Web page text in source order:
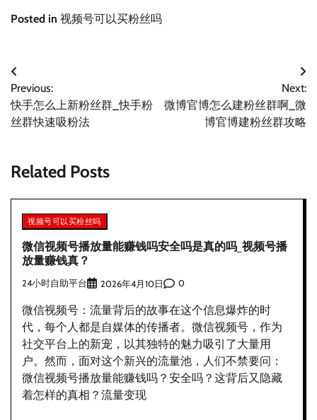
Posted in 视频号可以买粉丝吗
文
章
导
Previous:
快手怎么上新粉丝群_快手粉
丝群快速吸粉法
Next:
微博官博怎么建粉丝群啊_微
博官博建粉丝群攻略
Related Posts
视频号可以买粉丝吗
微信视频号播放量能赚钱吗安全吗是真的吗_视频号播
放量赚钱真？
24小时自助平台 2026年4月10日 0
微信视频号：流量背后的故事在这个信息爆炸的时
代，每个人都是自媒体的传播者。微信视频号，作为
社交平台上的新宠，以其独特的魅力吸引了大量用
户。然而，面对这个新兴的流量池，人们不禁要问：
微信视频号播放量能赚钱吗？安全吗？这背后又隐藏
着怎样的真相？流量变现